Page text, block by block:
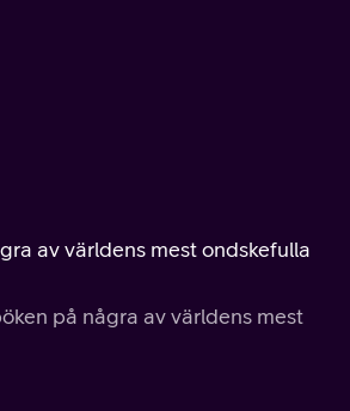
av världens mest ondskefulla
på några av världens mest